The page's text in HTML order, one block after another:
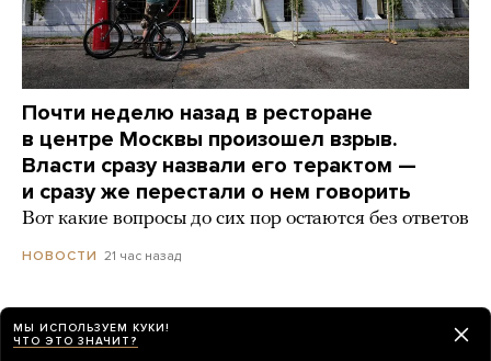
Почти неделю назад в ресторане
в центре Москвы произошел взрыв.
Власти сразу назвали его терактом —
и сразу же перестали о нем говорить
Вот какие вопросы до сих пор остаются без ответов
НОВОСТИ 21 час назад
Путин поговорил с полковником ВДВ,
которого в прошлом году «похоронили» z-
МЫ ИСПОЛЬЗУЕМ КУКИ!
ЧТО ЭТО ЗНАЧИТ?